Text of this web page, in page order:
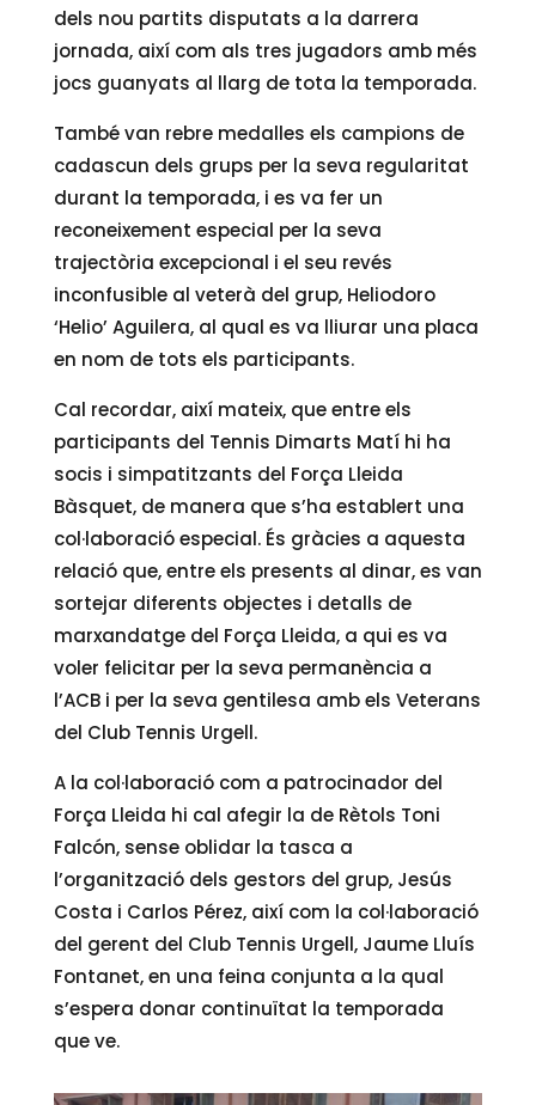
dels nou partits disputats a la darrera
jornada, així com als tres jugadors amb més
jocs guanyats al llarg de tota la temporada.
També van rebre medalles els campions de
cadascun dels grups per la seva regularitat
durant la temporada, i es va fer un
reconeixement especial per la seva
trajectòria excepcional i el seu revés
inconfusible al veterà del grup, Heliodoro
‘Helio’ Aguilera, al qual es va lliurar una placa
en nom de tots els participants.
Cal recordar, així mateix, que entre els
participants del Tennis Dimarts Matí hi ha
socis i simpatitzants del Força Lleida
Bàsquet, de manera que s’ha establert una
col·laboració especial. És gràcies a aquesta
relació que, entre els presents al dinar, es van
sortejar diferents objectes i detalls de
marxandatge del Força Lleida, a qui es va
voler felicitar per la seva permanència a
l’ACB i per la seva gentilesa amb els Veterans
del Club Tennis Urgell.
A la col·laboració com a patrocinador del
Força Lleida hi cal afegir la de Rètols Toni
Falcón, sense oblidar la tasca a
l’organització dels gestors del grup, Jesús
Costa i Carlos Pérez, així com la col·laboració
del gerent del Club Tennis Urgell, Jaume Lluís
Fontanet, en una feina conjunta a la qual
s’espera donar continuïtat la temporada
que ve.